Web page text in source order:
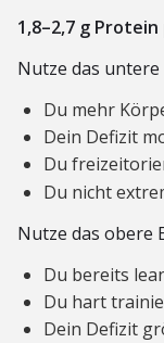
1,8–2,7 g
Nutze das untere
Du mehr
Dein Defizit
Du
Du nicht
Nutze das obere
Du bereits
Du hart
Dein Defizit